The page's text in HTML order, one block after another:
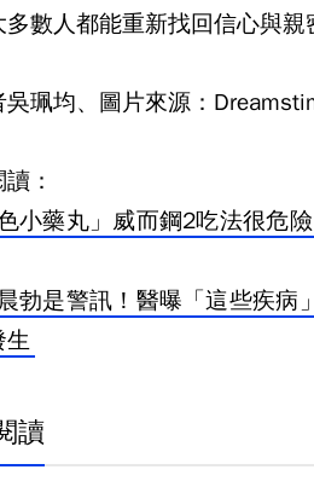
數人都能重新找回信心與親
吳珮均、圖片來源：
：
色小藥丸」威而鋼2吃法很危
勃是警訊！醫曝「這些疾病
生
讀